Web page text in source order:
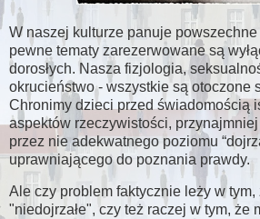
W naszej kulturze panuje
pewne tematy zarezerwowane są
dorosłych. Nasza fizjologia,
okrucieństwo - wszystkie są otoczone
Chronimy dzieci przed świadomością
aspektów rzeczywistości,
przez nie adekwatnego poziomu
uprawniającego do poznania prawdy.
Ale czy problem faktycznie leży w
"niedojrzałe", czy też raczej w tym, że